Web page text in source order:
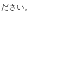
さい。